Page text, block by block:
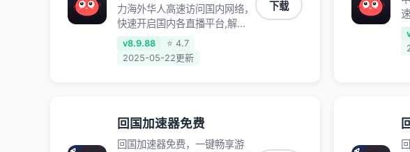
力海外华人高速访问国内网络，
快速开启国内各直播平台,解决
国内视频、音乐卡顿问题；更能
加速海量国服游戏，超低延迟稳
v8.9.88
⭐ 4.7
2025-05-22更新
下载
回国加速器免费
回国加速器免费，一键畅享游